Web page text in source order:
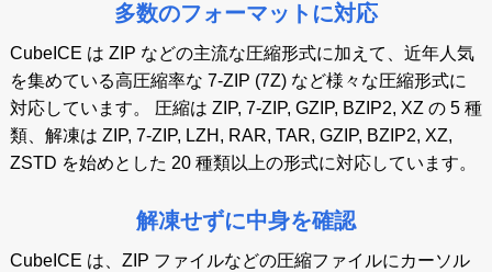
多数のフォーマットに対応
CubeICE は ZIP などの主流な圧縮形式に加えて、近年人気
を集めている高圧縮率な 7-ZIP (7Z) など様々な圧縮形式に
対応しています。 圧縮は ZIP, 7-ZIP, GZIP, BZIP2, XZ の 5 種
類、解凍は ZIP, 7-ZIP, LZH, RAR, TAR, GZIP, BZIP2, XZ,
ZSTD を始めとした 20 種類以上の形式に対応しています。
解凍せずに中身を確認
CubeICE は、ZIP ファイルなどの圧縮ファイルにカーソル